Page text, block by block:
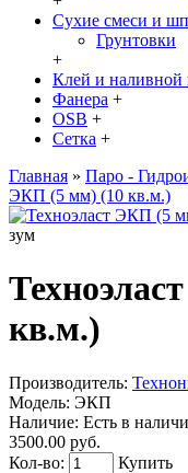
Сухие смеси и
Грунтовки
+
Клей и наливной
Фанера +
OSB +
Сетка +
Главная » Паро -
ЭКП (5 мм) (10 кв.м.)
зум
кв.м.)
Производитель:
Модель: ЭКП
Наличие: Есть в
3500.00 руб.
Кол-во:
Купить